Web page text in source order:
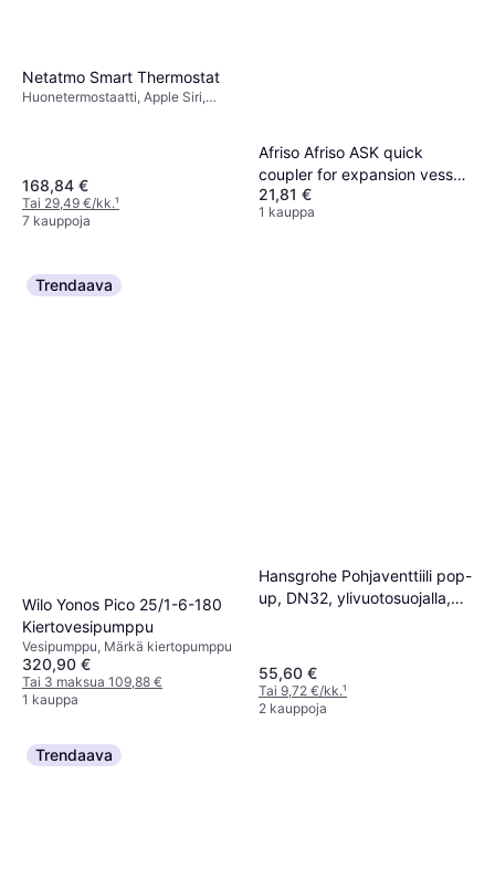
Netatmo Smart Thermostat
Huonetermostaatti, Apple Siri,
168,84 €
Tai 29,49 €/kk.¹
7 kauppoja
Afriso Afriso ASK quick
coupler for expansion vessel
with inspection valve 2x3/4
GW 77924
21,81 €
1 kauppa
Trendaava
Wilo Yonos Pico 25/1-6-180
Kiertovesipumppu
Vesipumppu, Märkä kiertopumppu
320,90 €
Tai 3 maksua 109,88 €
1 kauppa
Hansgrohe Pohjaventtiili pop-
up, DN32, ylivuotosuojalla,
55,60 €
Tai 9,72 €/kk.¹
2 kauppoja
Trendaava